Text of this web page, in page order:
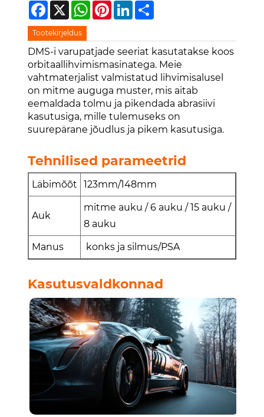
Facebook
X WhatsApp
Pinterest
LinkedIn
Share
Tootekirjeldus
DMS-i varupatjade seeriat kasutatakse koos
orbitaallihvimismasinatega. Meie
vahtmaterjalist valmistatud lihvimisalusel
on mitme auguga muster, mis aitab
eemaldada tolmu ja pikendada abrasiivi
kasutusiga, mille tulemuseks on
suurepärane jõudlus ja pikem kasutusiga.
Tehnilised parameetrid
Läbimõõt 123mm/148mm
Auk
mitme auku / 6 auku / 15 auku /
8 auku
Manus konks ja silmus/PSA
Kasutusvaldkonnad